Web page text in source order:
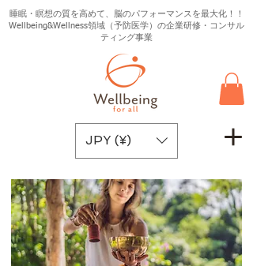
睡眠・瞑想の質を高めて、脳のパフォーマンスを最大化！！
Wellbeing&Wellness領域（予防医学）の企業研修・コンサル
ティング事業
JPY (¥)